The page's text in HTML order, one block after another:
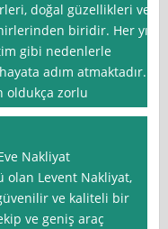
doğal güzellikleri ve
biridir. Her yıl
gibi nedenlerle
adım atmaktadır.
oldukça zorlu
Nakliyat
olan Levent Nakliyat,
ve kaliteli bir
ve geniş araç